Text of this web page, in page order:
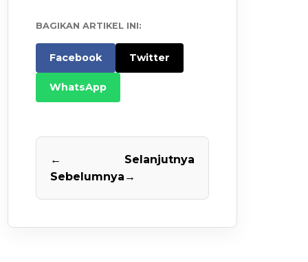
BAGIKAN ARTIKEL INI:
Facebook Twitter
WhatsApp
←
Sebelumnya
Selanjutnya
→